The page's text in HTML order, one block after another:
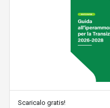
Scaricalo gratis!